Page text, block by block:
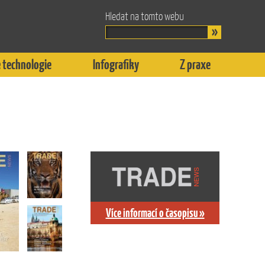
Hledat na tomto webu
technologie Infografiky Z praxe
Více informací o časopisu »